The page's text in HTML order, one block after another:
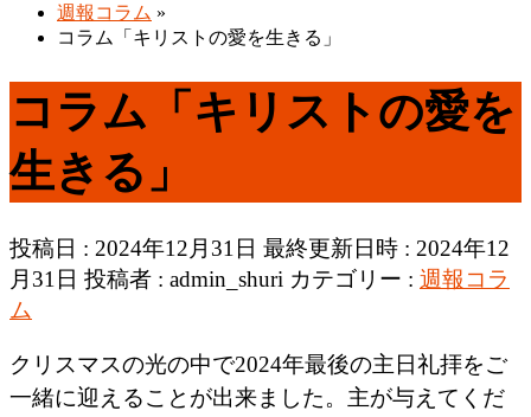
週報コラム »
コラム「キリストの愛を生きる」
コラム「キリストの愛を
生きる」
投稿日 : 2024年12月31日 最終更新日時 : 2024年12
月31日 投稿者 : admin_shuri カテゴリー : 週報コラ
ム
クリスマスの光の中で2024年最後の主日礼拝をご
一緒に迎えることが出来ました。主が与えてくだ